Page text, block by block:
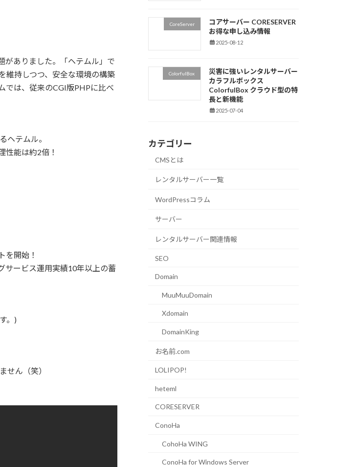
がありました。「ヘテムル」で
維持しつつ、安全な環境の構築
では、従来のCGI版PHPに比べ
ヘテムル。
性能は約2倍！
を開始！
サービス運用実績10年以上の蓄
。)
せん（笑）
CoreServer
コアサーバー CORESERVER
お得な申し込み情報
2025-08-12
ColorfulBox
災害に強いレンタルサーバー
カラフルボックス
ColorfulBox クラウド型の特
長と新機能
2025-07-04
カテゴリー
CMSとは
レンタルサーバー一覧
WordPressコラム
サーバー
レンタルサーバー関連情報
SEO
Domain
MuuMuuDomain
Xdomain
DomainKing
お名前.com
LOLIPOP!
heteml
CORESERVER
ConoHa
CohoHa WING
ConoHa for Windows Server